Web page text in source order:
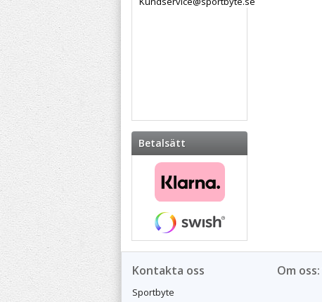
Betalsätt
Kontakta oss
Sportbyte
Om oss: